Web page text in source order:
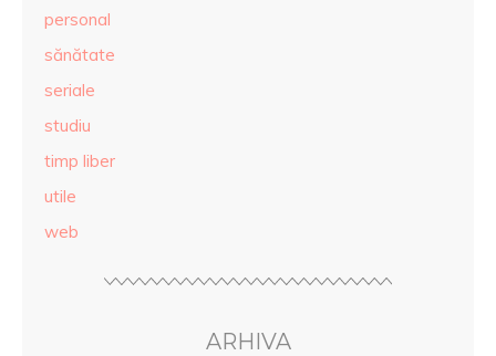
personal
sănătate
seriale
studiu
timp liber
utile
web
ARHIVA